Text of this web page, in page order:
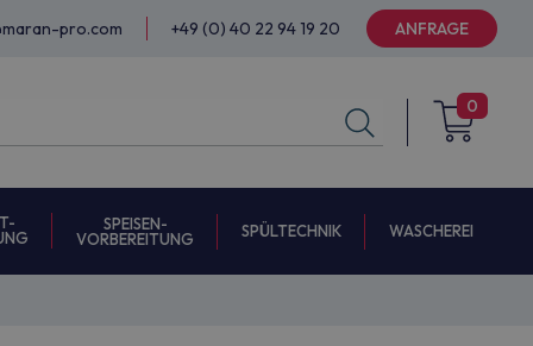
pro.com +49 (0) 40 22 94 19 20 ANFRAGE
0
SPEISEN-
VORBEREITUNG
SPÜLTECHNIK WASCHEREI